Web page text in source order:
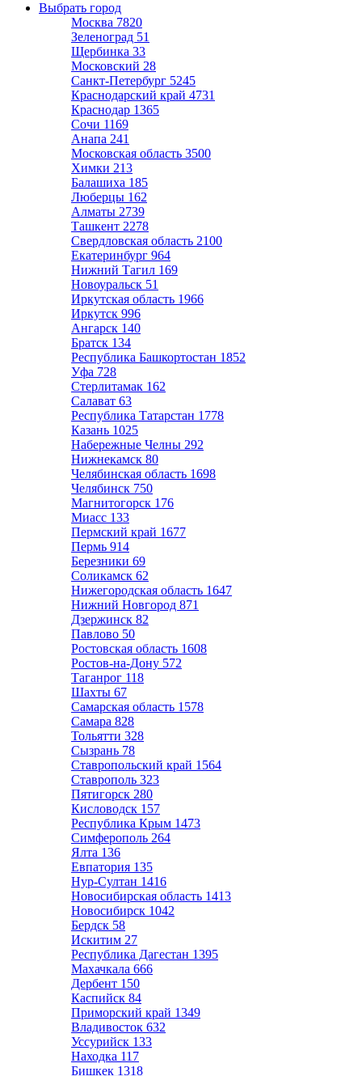
Выбрать город
Москва 7820
Зеленоград 51
Щербинка 33
Московский 28
Санкт-Петербург 5245
Краснодарский край 4731
Краснодар 1365
Сочи 1169
Анапа 241
Московская область 3500
Химки 213
Балашиха 185
Люберцы 162
Алматы 2739
Ташкент 2278
Свердловская область 2100
Екатеринбург 964
Нижний Тагил 169
Новоуральск 51
Иркутская область 1966
Иркутск 996
Ангарск 140
Братск 134
Республика Башкортостан 1852
Уфа 728
Стерлитамак 162
Салават 63
Республика Татарстан 1778
Казань 1025
Набережные Челны 292
Нижнекамск 80
Челябинская область 1698
Челябинск 750
Магнитогорск 176
Миасс 133
Пермский край 1677
Пермь 914
Березники 69
Соликамск 62
Нижегородская область 1647
Нижний Новгород 871
Дзержинск 82
Павлово 50
Ростовская область 1608
Ростов-на-Дону 572
Таганрог 118
Шахты 67
Самарская область 1578
Самара 828
Тольятти 328
Сызрань 78
Ставропольский край 1564
Ставрополь 323
Пятигорск 280
Кисловодск 157
Республика Крым 1473
Симферополь 264
Ялта 136
Евпатория 135
Нур-Султан 1416
Новосибирская область 1413
Новосибирск 1042
Бердск 58
Искитим 27
Республика Дагестан 1395
Махачкала 666
Дербент 150
Каспийск 84
Приморский край 1349
Владивосток 632
Уссурийск 133
Находка 117
Бишкек 1318